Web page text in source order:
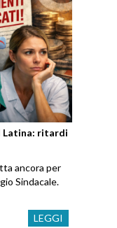
Latina: ritardi
ancora per
Sindacale.
LEGGI